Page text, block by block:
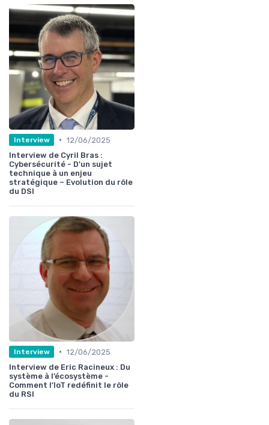
Interview • 12/06/2025
Interview de Cyril Bras :
Cybersécurité - D'un sujet
technique à un enjeu
stratégique – Evolution du rôle
du DSI
Interview • 12/06/2025
Interview de Eric Racineux : Du
système à l’écosystème -
Comment l’IoT redéfinit le rôle
du RSI